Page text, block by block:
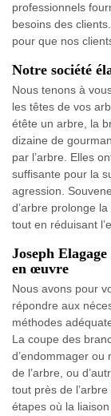
professionnels
besoins des
pour que nos
Notre société
Nous tenons à
les têtes de vos
étête un arbre, la
dizaine de
par l’arbre. Elles
suffisante pour la
agression.
d’arbre prolonge
tout en réduisant
Joseph
en œuvre
Nous avons pour
répondre aux
méthodes
La coupe des
d’endommager ou
de l’arbre, ou
tout près de
étapes où la